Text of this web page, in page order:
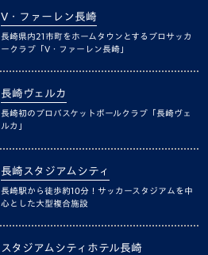
V・ファーレン長崎
長崎県内21市町をホームタウンとするプロサッカ
ークラブ「V・ファーレン長崎」
長崎ヴェルカ
長崎初のプロバスケットボールクラブ「長崎ヴェ
ルカ」
長崎スタジアムシティ
長崎駅から徒歩約10分！サッカースタジアムを中
心とした大型複合施設
スタジアムシティホテル長崎